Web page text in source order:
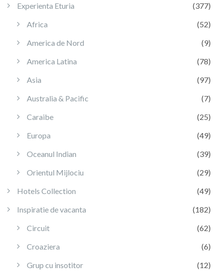
Experienta Eturia
(377)
Africa
(52)
America de Nord
(9)
America Latina
(78)
Asia
(97)
Australia & Pacific
(7)
Caraibe
(25)
Europa
(49)
Oceanul Indian
(39)
Orientul Mijlociu
(29)
Hotels Collection
(49)
Inspiratie de vacanta
(182)
Circuit
(62)
Croaziera
(6)
Grup cu insotitor
(12)